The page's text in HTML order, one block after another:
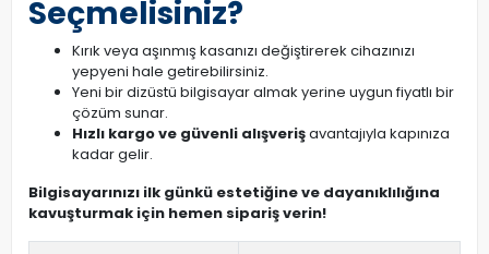
Seçmelisiniz?
Kırık veya aşınmış kasanızı değiştirerek cihazınızı
yepyeni hale getirebilirsiniz.
Yeni bir dizüstü bilgisayar almak yerine uygun fiyatlı bir
çözüm sunar.
Hızlı kargo ve güvenli alışverişavantajıyla kapınıza
kadar gelir.
Bilgisayarınızı ilk günkü estetiğine ve dayanıklılığına
kavuşturmak için hemen sipariş verin!